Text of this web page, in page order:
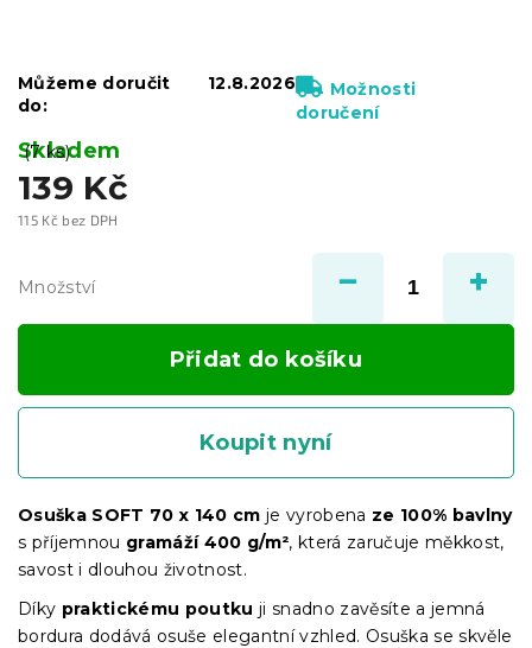
139 Kč
115 Kč bez DPH
Skladem
(7 ks)
Můžeme doručit
do:
12.8.2026
Možnosti
doručení
Množství
Přidat do košíku
Koupit nyní
Osuška SOFT 70 x 140 cm je vyrobena ze 100% bavlny
s příjemnou gramáží 400 g/m², která zaručuje měkkost,
savost i dlouhou životnost.
Díky praktickému poutku ji snadno zavěsíte a jemná
bordura dodává osuše elegantní vzhled. Osuška se skvěle